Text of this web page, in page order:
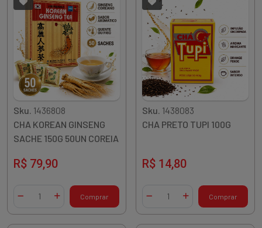
Sku. 1436808
CHA KOREAN GINSENG
SACHE 150G 50UN COREIA
R$ 79,90
Diminuir QuantidadeAdicionar Quantidade
Comprar
Sku. 1438083
CHA PRETO TUPI 100G
R$ 14,80
Diminuir QuantidadeAdicionar Quantidade
Comprar